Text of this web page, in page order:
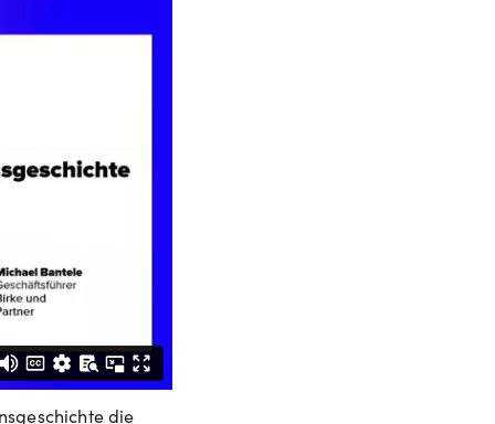
die